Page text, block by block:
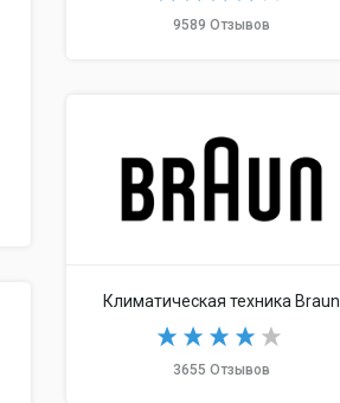
9589 Отзывов
Климатическая техника Braun
3655 Отзывов